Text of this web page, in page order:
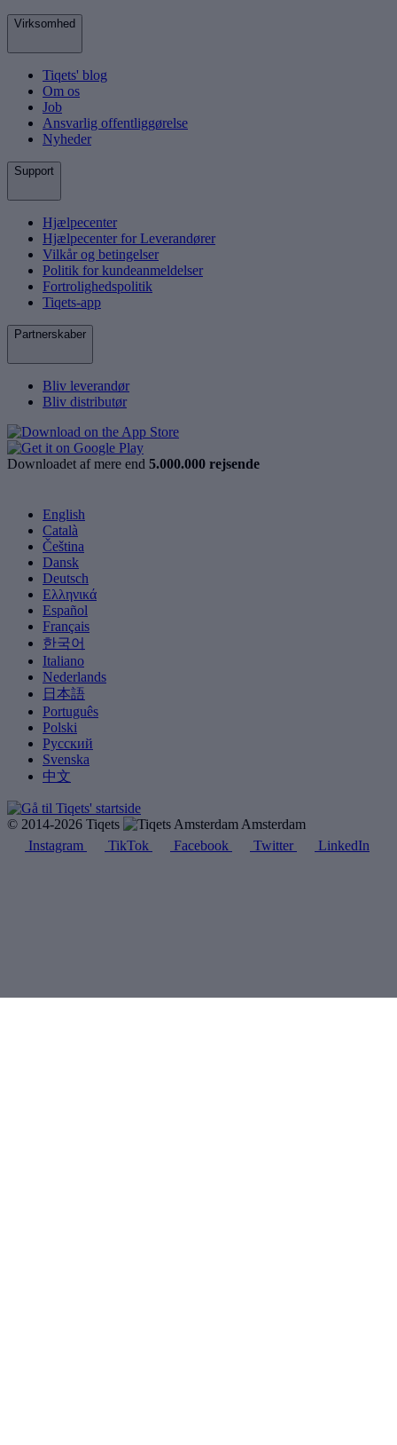
Virksomhed
Tiqets' blog
Om os
Job
Ansvarlig offentliggørelse
Nyheder
Support
Hjælpecenter
Hjælpecenter for Leverandører
Vilkår og betingelser
Politik for kundeanmeldelser
Fortrolighedspolitik
Tiqets-app
Partnerskaber
Bliv leverandør
Bliv distributør
Downloadet af mere end 5.000.000 rejsende
English
Català
Čeština
Dansk
Deutsch
Ελληνικά
Español
Français
한국어
Italiano
Nederlands
日本語
Português
Polski
Русский
Svenska
中文
© 2014-2026 Tiqets
Amsterdam
Instagram
TikTok Facebook Twitter LinkedIn